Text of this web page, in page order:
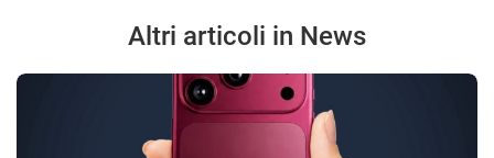
Altri articoli in News